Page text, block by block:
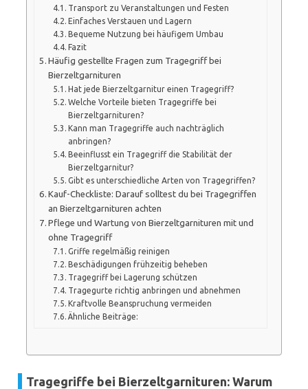
Transport zu Veranstaltungen und Festen
Einfaches Verstauen und Lagern
Bequeme Nutzung bei häufigem Umbau
Fazit
Häufig gestellte Fragen zum Tragegriff bei
Bierzeltgarnituren
Hat jede Bierzeltgarnitur einen Tragegriff?
Welche Vorteile bieten Tragegriffe bei
Bierzeltgarnituren?
Kann man Tragegriffe auch nachträglich
anbringen?
Beeinflusst ein Tragegriff die Stabilität der
Bierzeltgarnitur?
Gibt es unterschiedliche Arten von Tragegriffen?
Kauf-Checkliste: Darauf solltest du bei Tragegriffen
an Bierzeltgarnituren achten
Pflege und Wartung von Bierzeltgarnituren mit und
ohne Tragegriff
Griffe regelmäßig reinigen
Beschädigungen frühzeitig beheben
Tragegriff bei Lagerung schützen
Tragegurte richtig anbringen und abnehmen
Kraftvolle Beanspruchung vermeiden
Ähnliche Beiträge:
Tragegriffe bei Bierzeltgarnituren: Warum